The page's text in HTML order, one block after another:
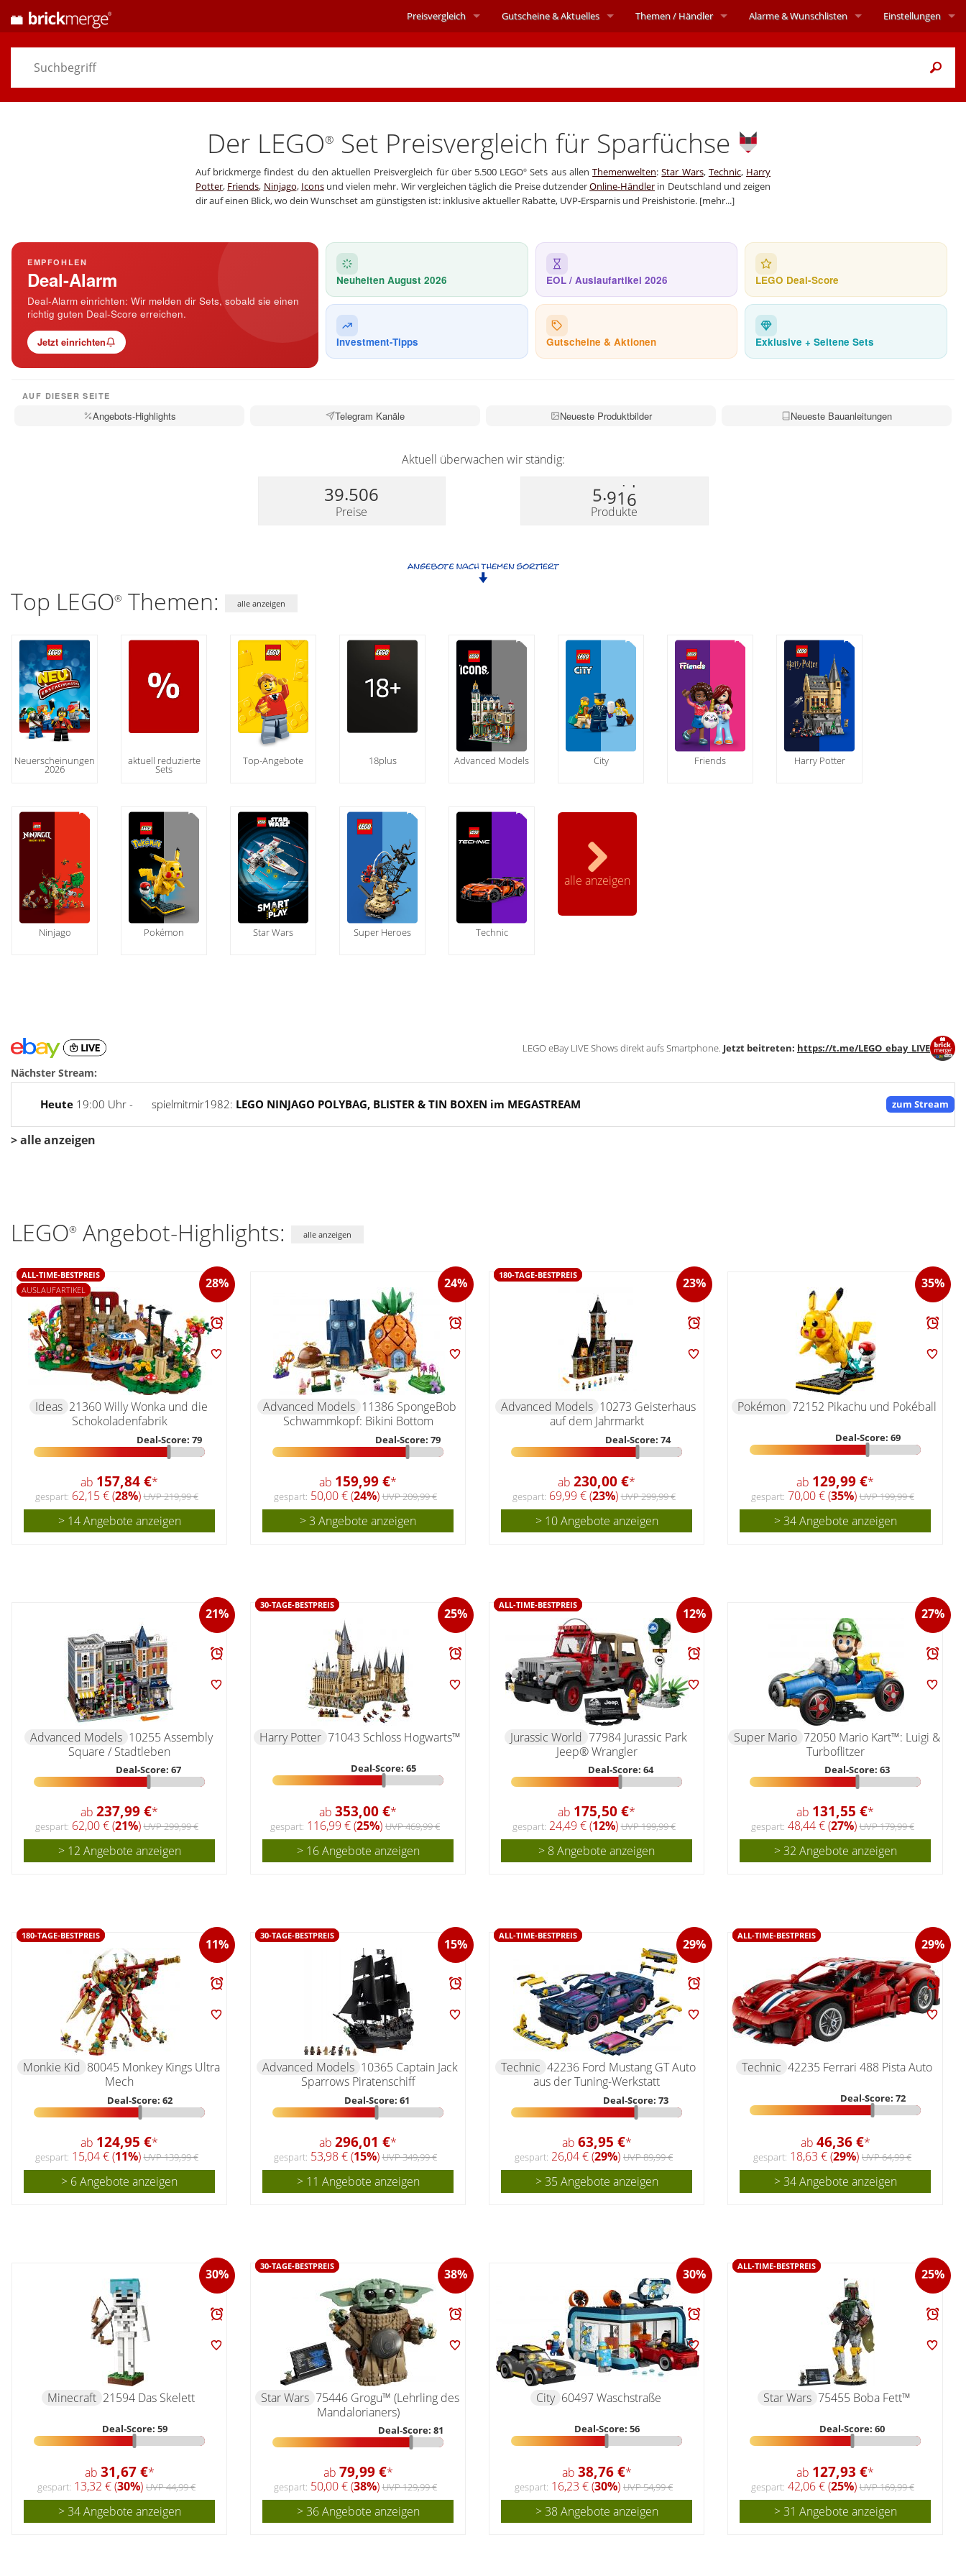
Der LEGO® Set Preisvergleich für Sparfüchse
Auf brickmerge findest du den aktuellen Preisvergleich für über 5.500 LEGO® Sets aus allenThemenwelten:Star Wars, Technic, Harry
Potter, Friends, Ninjago, Iconsund vielen mehr. Wir vergleichen täglich die Preise dutzenderOnline-Händler in Deutschland und zeigen
dir auf einen Blick, wo dein Wunschset am günstigsten ist: inklusive aktueller Rabatte, UVP-Ersparnis und Preishistorie. [mehr...]
EMPFOHLEN
Deal-Alarm
Deal-Alarm einrichten: Wir melden dir Sets, sobald sie einen
richtig guten Deal-Score erreichen.
Jetzt einrichten
Neuheiten August 2026 EOL / Auslaufartikel 2026 LEGO Deal-Score
Investment-Tipps Gutscheine & Aktionen Exklusive + Seltene Sets
AUF DIESER SEITE
Angebots-Highlights Telegram Kanäle Neueste Produktbilder Neueste Bauanleitungen
Aktuell überwachen wir ständig:
39.506
Preise
5.916
Produkte
Top LEGO® Themen: alle anzeigen
Neuerscheinungen
2026
aktuell reduzierte
Sets
Top-Angebote 18plus Advanced Models City Friends Harry Potter
Ninjago Pokémon Star Wars Super Heroes Technic
alle anzeigen
LEGO eBay LIVE Shows direkt aufs Smartphone. Jetzt beitreten: https://t.me/LEGO_ebay_LIVE
Nächster Stream:
Heute 19:00 Uhr - spielmitmir1982: LEGO NINJAGO POLYBAG, BLISTER & TIN BOXEN im MEGASTREAM zum Stream
> alle anzeigen
LEGO® Angebot-Highlights: alle anzeigen
28%
ALL-TIME-BESTPREIS
AUSLAUFARTIKEL
Ideas 21360 Willy Wonka und die
Schokoladenfabrik
Deal-Score: 79
ab 157,84 €*
gespart: 62,15 € (28%)UVP 219,99 €
> 14 Angebote anzeigen
24%
Advanced Models 11386 SpongeBob
Schwammkopf: Bikini Bottom
Deal-Score: 79
ab 159,99 €*
gespart: 50,00 € (24%)UVP 209,99 €
> 3 Angebote anzeigen
23%
180-TAGE-BESTPREIS
Advanced Models 10273 Geisterhaus
auf dem Jahrmarkt
Deal-Score: 74
ab 230,00 €*
gespart: 69,99 € (23%)UVP 299,99 €
> 10 Angebote anzeigen
35%
Pokémon 72152 Pikachu und Pokéball
Deal-Score: 69
ab 129,99 €*
gespart: 70,00 € (35%)UVP 199,99 €
> 34 Angebote anzeigen
21%
Advanced Models 10255 Assembly
Square / Stadtleben
Deal-Score: 67
ab 237,99 €*
gespart: 62,00 € (21%)UVP 299,99 €
> 12 Angebote anzeigen
25%
30-TAGE-BESTPREIS
Harry Potter 71043 Schloss Hogwarts™
Deal-Score: 65
ab 353,00 €*
gespart: 116,99 € (25%) UVP 469,99 €
> 16 Angebote anzeigen
12%
ALL-TIME-BESTPREIS
Jurassic World 77984 Jurassic Park
Jeep® Wrangler
Deal-Score: 64
ab 175,50 €*
gespart: 24,49 € (12%)UVP 199,99 €
> 8 Angebote anzeigen
27%
Super Mario 72050 Mario Kart™: Luigi &
Turboflitzer
Deal-Score: 63
ab 131,55 €*
gespart: 48,44 € (27%)UVP 179,99 €
> 32 Angebote anzeigen
11%
180-TAGE-BESTPREIS
Monkie Kid 80045 Monkey Kings Ultra
Mech
Deal-Score: 62
ab 124,95 €*
gespart: 15,04 € (11%)UVP 139,99 €
> 6 Angebote anzeigen
15%
30-TAGE-BESTPREIS
Advanced Models 10365 Captain Jack
Sparrows Piratenschiff
Deal-Score: 61
ab 296,01 €*
gespart: 53,98 € (15%)UVP 349,99 €
> 11 Angebote anzeigen
29%
ALL-TIME-BESTPREIS
Technic 42236 Ford Mustang GT Auto
aus der Tuning-Werkstatt
Deal-Score: 73
ab 63,95 €*
gespart: 26,04 € (29%) UVP 89,99 €
> 35 Angebote anzeigen
29%
ALL-TIME-BESTPREIS
Technic 42235 Ferrari 488 Pista Auto
Deal-Score: 72
ab 46,36 €*
gespart: 18,63 € (29%) UVP 64,99 €
> 34 Angebote anzeigen
30%
Minecraft 21594 Das Skelett
Deal-Score: 59
ab 31,67 €*
gespart: 13,32 € (30%) UVP 44,99 €
> 34 Angebote anzeigen
38%
30-TAGE-BESTPREIS
Star Wars 75446 Grogu™ (Lehrling des
Mandalorianers)
Deal-Score: 81
ab 79,99 €*
gespart: 50,00 € (38%)UVP 129,99 €
> 36 Angebote anzeigen
30%
City 60497 Waschstraße
Deal-Score: 56
ab 38,76 €*
gespart: 16,23 € (30%) UVP 54,99 €
> 38 Angebote anzeigen
25%
ALL-TIME-BESTPREIS
Star Wars 75455 Boba Fett™
Deal-Score: 60
ab 127,93 €*
gespart: 42,06 € (25%)UVP 169,99 €
> 31 Angebote anzeigen
Preisvergleich Gutscheine &Aktuelles Themen/ Händler Alarme& Wunschlisten Einstellungen